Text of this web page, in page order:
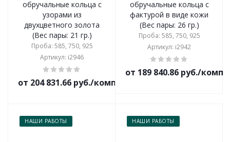
обручальные кольца с
узорами из
двухцветного золота
(Вес пары: 21 гр.)
Проба: 585, 750, 925
Артикул: i2946
от 204 831.66 руб./комплект
обручальные кольца с
фактурой в виде кожи
(Вес пары: 26 гр.)
Проба: 585, 750, 925
Артикул: i2942
от 189 840.86 руб./
НАШИ РАБОТЫ НАШИ РАБОТЫ